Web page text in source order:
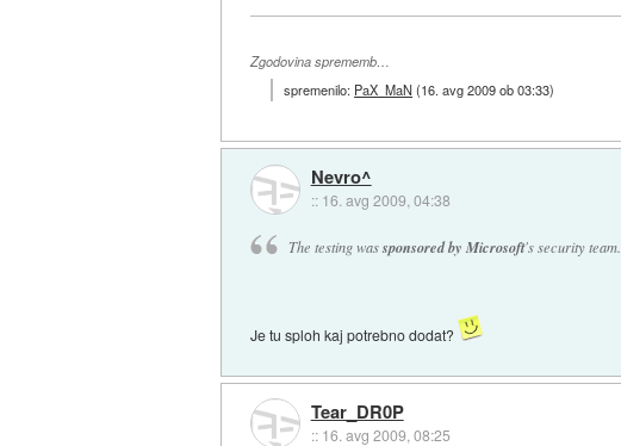
Zgodovina sprememb…
spremenilo: PaX_MaN(16. avg 2009 ob 03:33)
Nevro^
:: 16. avg 2009, 04:38
The testing wassponsored by Microsoft's security team.
Je tu sploh kaj potrebno dodat?
Tear_DR0P
:: 16. avg 2009, 08:25